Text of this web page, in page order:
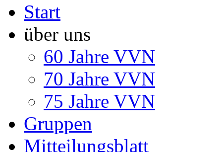
Start
über uns
60 Jahre VVN
70 Jahre VVN
75 Jahre VVN
Gruppen
Mitteilungsblatt